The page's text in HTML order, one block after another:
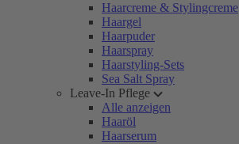
Haarcreme & Stylingcreme
Haargel
Haarpuder
Haarspray
Haarstyling-Sets
Sea Salt Spray
Leave-In Pflege
Alle anzeigen
Haaröl
Haarserum